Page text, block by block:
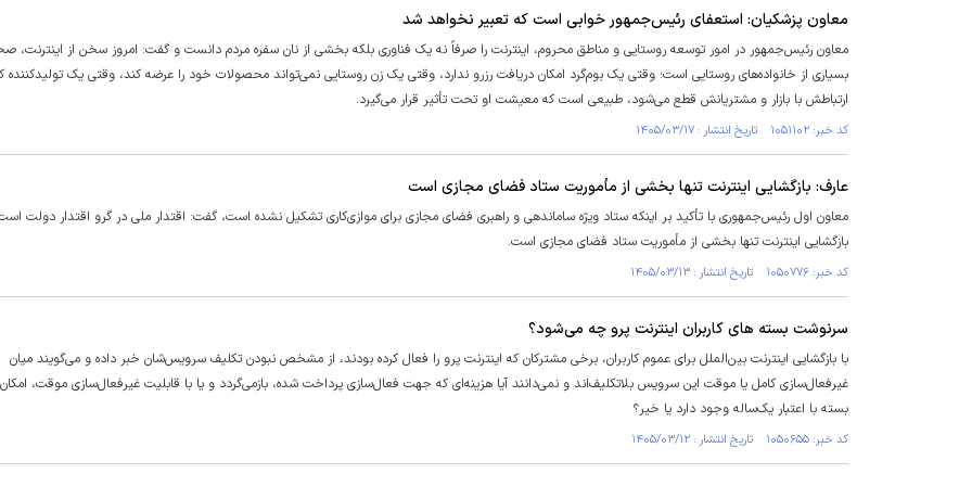
معاون پزشکیان: استعفای رئیس‌جمهور خوابی است که تعبیر نخواهد شد
معاون رئیس‌جمهور در امور توسعه روستایی و مناطق محروم، اینترنت را صرفاً نه یک فناوری بلکه بخشی از نان سفره مردم دانست و گفت: امروز سخن از اینترنت،
بسیاری از خانواده‌های روستایی است؛ وقتی یک بوم‌گرد امکان دریافت رزرو ندارد، وقتی یک زن روستایی نمی‌تواند محصولات خود را عرضه کند، وقتی یک
ارتباطش با بازار و مشتریانش قطع می‌شود، طبیعی است که معیشت او تحت تأثیر قرار می‌گیرد.
کد خبر: ۱۰۵۱۱۰۲ تاریخ انتشار : ۱۴۰۵/۰۳/۱۷
عارف: بازگشایی اینترنت تنها بخشی از مأموریت ستاد فضای مجازی است
معاون اول رئیس‌جمهوری با تأکید بر اینکه ستاد ویژه ساماندهی و راهبری فضای مجازی برای موازی‌کاری تشکیل نشده است، گفت: اقتدار ملی در گرو اقتدار دولت
بازگشایی اینترنت تنها بخشی از مأموریت ستاد فضای مجازی است.
کد خبر: ۱۰۵۰۷۷۶ تاریخ انتشار : ۱۴۰۵/۰۳/۱۳
سرنوشت بسته های کاربران اینترنت پرو چه می‌شود؟
با بازگشایی اینترنت بین‌الملل برای عموم کاربران، برخی مشترکان که اینترنت پرو را فعال کرده بودند، از مشخص نبودن تکلیف سرویس‌شان خبر داده و می‌گویند میان
غیرفعال‌سازی کامل یا موقت این سرویس بلاتکلیف‌اند و نمی‌دانند آیا هزینه‌ای که جهت فعال‌سازی پرداخت شده، بازمی‌گردد و یا با قابلیت غیرفعال‌سازی موقت،
بسته با اعتبار یک‌ساله وجود دارد یا خیر؟
کد خبر: ۱۰۵۰۶۵۵ تاریخ انتشار : ۱۴۰۵/۰۳/۱۲